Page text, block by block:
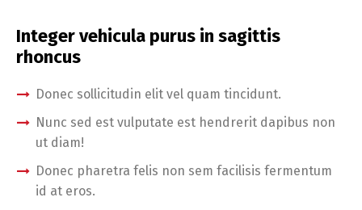
Integer vehicula purus in sagittis
rhoncus
Donec sollicitudin elit vel quam tincidunt.
Nunc sed est vulputate est hendrerit dapibus non
ut diam!
Donec pharetra felis non sem facilisis fermentum
id at eros.